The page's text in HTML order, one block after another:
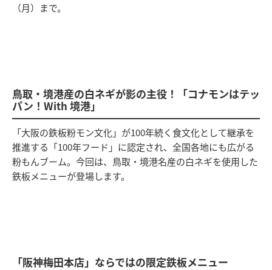
（月）まで。
鳥取・境港産の白ネギが影の主役！「コナモンはテッ
パン！With 境港」
「大阪の鉄板粉モン文化」が100年続く食文化として継承を
推進する「100年フード」に認定され、全国各地にも広がる
粉もんブーム。今回は、鳥取・境港名産の白ネギを使用した
鉄板メニューが登場します。
「阪神梅田本店」ならではの限定鉄板メニュー